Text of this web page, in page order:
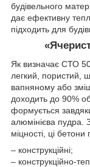
будівельного
дає ефективну
підходить для
Як визначає СТО
легкий, пористий,
вапняному або
доходить до 90%
формується
алюмінієва пудра.
міцності, ці
– конструкційні;
– конструкційно-